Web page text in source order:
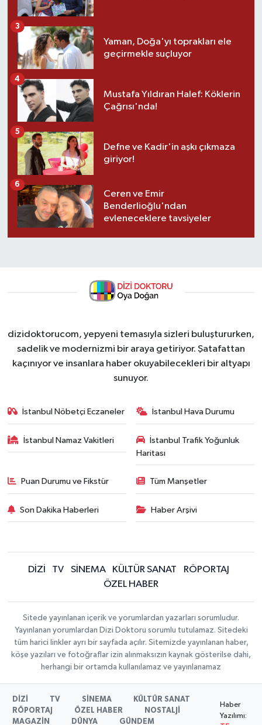
Yaman, Doğa'yı toprakları ele
geçirmekle suçluyor
3
Mustafa Yıldıran Halef: Köklerin
Çağrısı'nda!
4
Defne ve Kadir'in aşkı çıkmaza
giriyor!
5
Ceren ve Emir
Benderlioğlu'ndan
evleneceklere tavsiyeler
6
dizidoktorucom, yepyeni temasıyla sizleri buluştururken,
sadelik ve modernizmi bir araya getiriyor. Şatafattan
kaçınıyor ve insanlara haber okuyabilecekleri bir altyapı
sunuyor.
İstanbul Nöbetçi Eczaneler İstanbul Hava Durumu
İstanbul Namaz Vakitleri
İstanbul Trafik Yoğunluk
Haritası
Puan Durumu ve Fikstür Tüm Manşetler
Son Dakika Haberleri Haber Arşivi
DİZİ TV SİNEMA KÜLTÜR SANAT
RÖPORTAJ
ÖZEL HABER
Sitede yayınlanan içerik ve yorumlardan yazarları sorumludur.
Yayınlanan yorumlardan Dizi Doktoru sorumlu tutulamaz. Sitedeki
tüm harici linkler ayrı bir sayfada açılır. Sitemizde yayınlanan haber,
köşe yazıları ve fotoğraflar izin alınmaksızın kaynak gösterilse dahi,
herhangi bir ortamda kullanılamaz ve yayınlanamaz
DİZİ TV SİNEMA
KÜLTÜR SANAT
RÖPORTAJ
ÖZEL HABER
NOSTALJİ
MAGAZİN
DÜNYA GÜNDEM
Haber
Yazılımı: